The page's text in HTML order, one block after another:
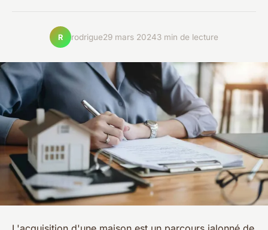
R rodrigue29 mars 20243 min de lecture